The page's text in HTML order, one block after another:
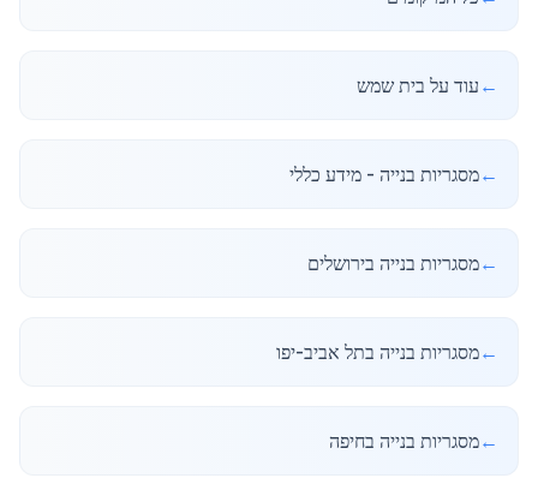
← עוד על בית שמש
←מסגריות בנייה - מידע כללי
←מסגריות בנייה בירושלים
←מסגריות בנייה בתל אביב-יפו
←מסגריות בנייה בחיפה